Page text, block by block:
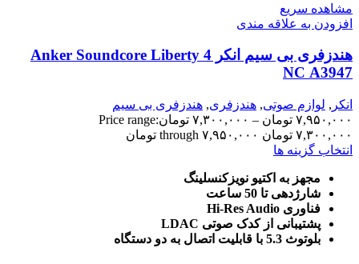
مشاهده سریع
افزودن به علاقه مندی
هندزفری بی سیم انکر Anker Soundcore Liberty 4
NC A3947
انکر , لوازم صوتی, هندزفری, هندزفری بی سیم
۷,۹۵۰,۰۰۰ تومان – ۷,۳۰۰,۰۰۰ تومانPrice range:
۷,۳۰۰,۰۰۰ تومان through ۷,۹۵۰,۰۰۰ تومان
انتخاب گزینه ها
مجهز به اکتیو نویزکنسلینگ
شارژدهی تا 50 ساعت
فناوری Hi-Res Audio
پشتیبانی از کدک صوتی LDAC
بلوتوث 5.3 با قابلیت اتصال به دو دستگاه